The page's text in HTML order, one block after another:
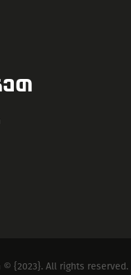
© {2023}. All rights reserved.